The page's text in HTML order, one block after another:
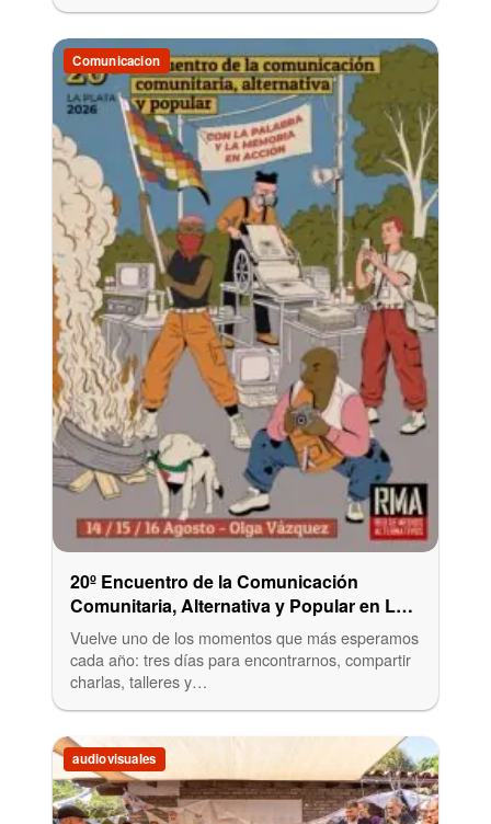
Comunicacion
20º Encuentro de la Comunicación
Comunitaria, Alternativa y Popular en La
Plata
Vuelve uno de los momentos que más esperamos
cada año: tres días para encontrarnos, compartir
charlas, talleres y…
audiovisuales